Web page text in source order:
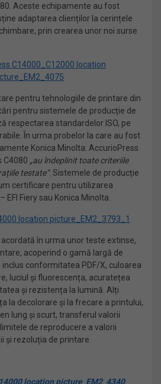
Aceste echipamente au fost
adaptarea clienților la cerințele
prin crearea unor noi surse
pentru tehnologiile de printare din
pentru sistemele de producție de
respectarea standardelor ISO, pe
În urma probelor la care au fost
Konica Minolta: AccurioPress
C4080 „au îndeplinit toate criteriile
testate”. Sistemele de producție
certificare pentru utilizarea
Fiery sau Konica Minolta.
în urma unor teste extinse,
acoperind o gamă largă de
conformitatea PDF/X, culoarea
luciul și fluorescența, acuratețea
și rezistența la lumină. Alți
la decolorare și la frecare a printului,
lung și scurt, transferul valorii
de reproducere a valorii
și rezoluția de printare.